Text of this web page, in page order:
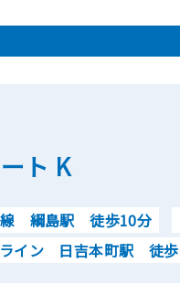
ト K
線 綱島駅 徒歩10分
ライン 日吉本町駅 徒